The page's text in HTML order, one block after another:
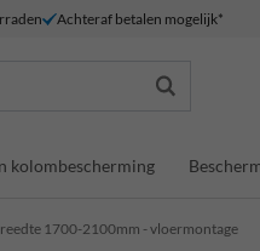
Achteraf betalen mogelijk*
kolombescherming
1700-2100mm - vloermontage